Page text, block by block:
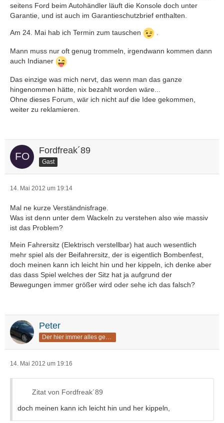
seitens Ford beim Autohändler läuft die Konsole doch unter
Garantie, und ist auch im Garantieschutzbrief enthalten.
Am 24. Mai hab ich Termin zum tauschen .
Mann muss nur oft genug trommeln, irgendwann kommen dann
auch Indianer
Das einzige was mich nervt, das wenn man das ganze
hingenommen hätte, nix bezahlt worden wäre...
Ohne dieses Forum, wär ich nicht auf die Idee gekommen,
weiter zu reklamieren.
Fordfreak´89
Gast
14. Mai 2012 um 19:14
Mal ne kurze Verständnisfrage.
Was ist denn unter dem Wackeln zu verstehen also wie massiv
ist das Problem?
Mein Fahrersitz (Elektrisch verstellbar) hat auch wesentlich
mehr spiel als der Beifahrersitz, der is eigentlich Bombenfest,
doch meinen kann ich leicht hin und her kippeln, ich denke aber
das dass Spiel welches der Sitz hat ja aufgrund der
Bewegungen immer größer wird oder sehe ich das falsch?
Peter
14. Mai 2012 um 19:16
Zitat von Fordfreak´89
doch meinen kann ich leicht hin und her kippeln,